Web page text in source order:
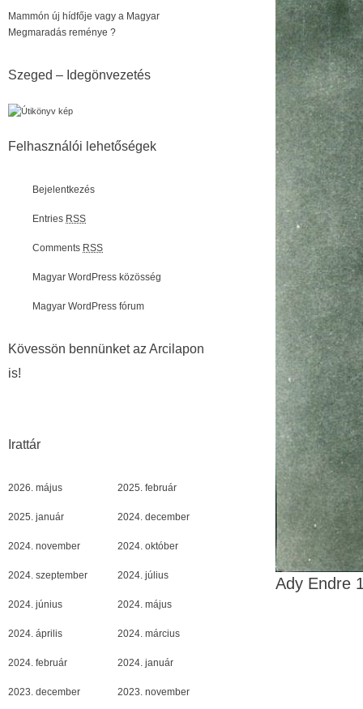
Mammón új hídfője vagy a Magyar
Megmaradás reménye ?
Szeged – Idegönvezetés
Felhasználói lehetőségek
Bejelentkezés
Entries RSS
Comments RSS
Magyar WordPress közösség
Magyar WordPress fórum
Kövessön bennünket az Arcilapon
is!
Irattár
2026. május 2025. február
2025. január 2024. december
2024. november 2024. október
2024. szeptember 2024. július
2024. június 2024. május
2024. április 2024. március
2024. február 2024. január
2023. december 2023. november
Ady Endre